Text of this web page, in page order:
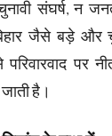
संघर्ष, न
जैसे बड़े और
पर
है।